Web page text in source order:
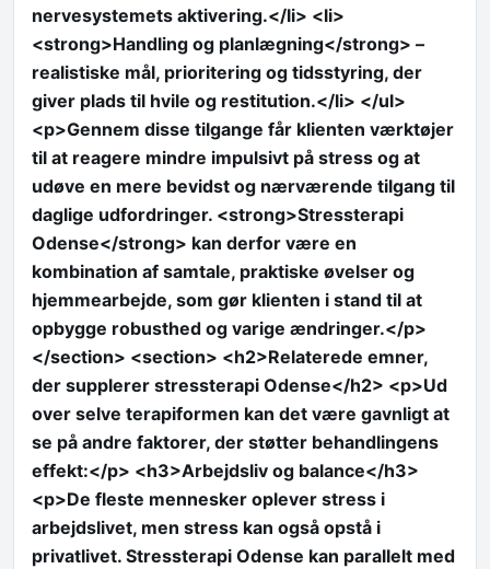
nervesystemets aktivering.</li> <li>
<strong>Handling og planlægning</strong> –
realistiske mål, prioritering og tidsstyring, der
giver plads til hvile og restitution.</li> </ul>
<p>Gennem disse tilgange får klienten værktøjer
til at reagere mindre impulsivt på stress og at
udøve en mere bevidst og nærværende tilgang til
daglige udfordringer. <strong>Stressterapi
Odense</strong> kan derfor være en
kombination af samtale, praktiske øvelser og
hjemmearbejde, som gør klienten i stand til at
opbygge robusthed og varige ændringer.</p>
</section> <section> <h2>Relaterede emner,
der supplerer stressterapi Odense</h2> <p>Ud
over selve terapiformen kan det være gavnligt at
se på andre faktorer, der støtter behandlingens
effekt:</p> <h3>Arbejdsliv og balance</h3>
<p>De fleste mennesker oplever stress i
arbejdslivet, men stress kan også opstå i
privatlivet. Stressterapi Odense kan parallelt med